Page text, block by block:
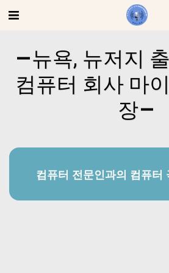
뉴욕, 뉴저지
컴퓨터 회사 마
장
컴퓨터 전문인과의 컴퓨터